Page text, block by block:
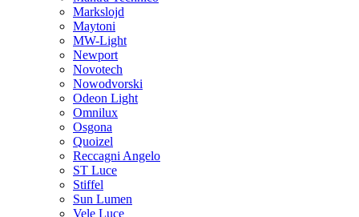
Markslojd
Maytoni
MW-Light
Newport
Novotech
Nowodvorski
Odeon Light
Omnilux
Osgona
Quoizel
Reccagni Angelo
ST Luce
Stiffel
Sun Lumen
Vele Luce